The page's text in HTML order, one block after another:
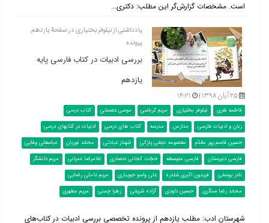
است. مشخصات گزارش‌گر این مطلب: دکتری...
یادداشتی از نیلوفر بختیاری در صفحۀ یازدهم
پرونده
بررسی ادبیات در کتاب فارسی پایه
یازدهم
۲۵ آبان ۱۳۹۸ | ۱۴:۲۱
فاطمه نفری نیلوفر بختیاری مریم کرباسی موسی عصمتی
کتاب درسی
زبان و ادبیات فارسی
مدارس مدرسه کتاب های درسی
ادبیات در کتابهای درسی
حسین قاسم پور مقدّم
معصومه نجفی پازکی شهناز عبادتی محمّد نوریان
عباسعلی وفایی
فارسی دبیرستان
فارسی متوسطه حجّت کجانی حصاری غلامرضا عمرانی
مریم دانشگر
نادر یوسفی
فریدون اکبری شلدره علی واسو جویباری
مریم عاملی رضایی
محمّد رضا سنگری
حسین داودی آزاده شریفی زهرا چمنی مریم مطهری
شهرستان ادب: مطلب یازدهم از پرونده تخصصی بررسی ادبیات در کتاب‌‌های